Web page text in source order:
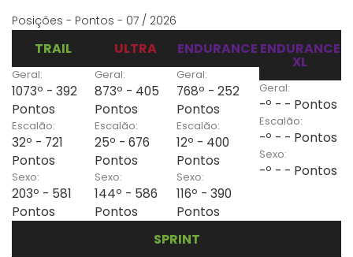
Posições - Pontos - 07 / 2026
TRAIL
Geral:
1073º - 392
Pontos
Escalão:
32º - 721
Pontos
Sexo:
203º - 581
Pontos
ULTRA
Geral:
873º - 405
Pontos
Escalão:
25º - 676
Pontos
Sexo:
144º - 586
Pontos
ENDURANCE
Geral:
768º - 252
Pontos
Escalão:
12º - 400
Pontos
Sexo:
116º - 390
Pontos
ENDURANCE
XL
Geral:
-º - - Pontos
Escalão:
-º - - Pontos
Sexo:
-º - - Pontos
SPRINT